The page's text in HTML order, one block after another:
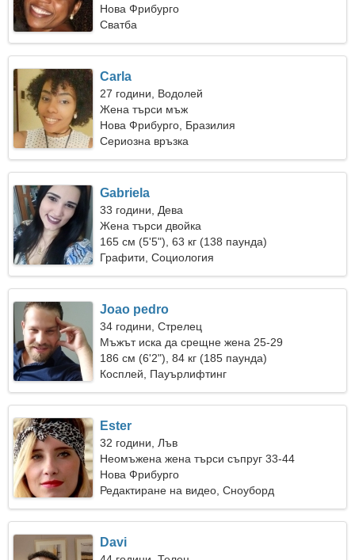
къмпинг
Нова Фрибурго
Сватба
Carla
27 години, Водолей
Жена търси мъж
Нова Фрибурго, Бразилия
Сериозна връзка
Gabriela
33 години, Дева
Жена търси двойка
165 см (5'5"), 63 кг (138 паунда)
Графити, Социология
Joao pedro
34 години, Стрелец
Мъжът иска да срещне жена 25-29
186 см (6'2"), 84 кг (185 паунда)
Косплей, Пауърлифтинг
Ester
32 години, Лъв
Неомъжена жена търси съпруг 33-44
Нова Фрибурго
Редактиране на видео, Сноуборд
Davi